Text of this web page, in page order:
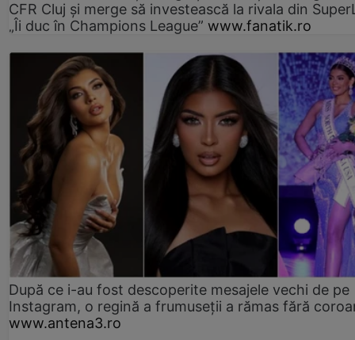
CFR Cluj și merge să investească la rivala din
„Îi duc în Champions League” www.fanatik.ro
După ce i-au fost descoperite mesajele vechi de pe
Instagram, o regină a frumuseții a rămas fără
www.antena3.ro